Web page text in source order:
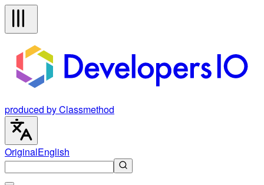
produced by Classmethod
OriginalEnglish